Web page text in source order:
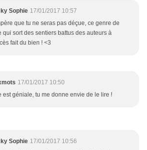
Sophie 17/01/2017 10:57
que tu ne seras pas déçue, ce genre de
qui sort des sentiers battus des auteurs à
fait du bien ! <3
17/01/2017 10:50
est géniale, tu me donne envie de le lire !
Sophie 17/01/2017 10:56